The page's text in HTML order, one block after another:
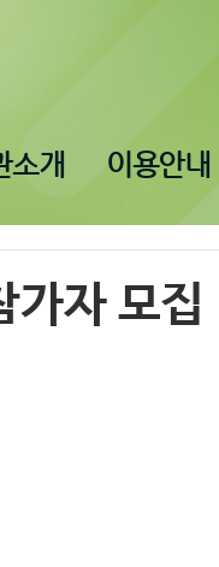
소개 이용안내
가자 모집